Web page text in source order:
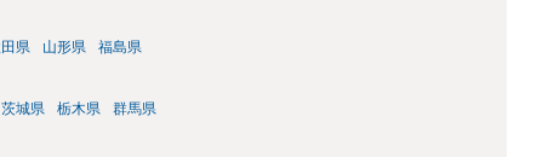
県 山形県 福島県
茨城県 栃木県 群馬県